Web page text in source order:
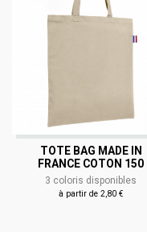
TOTE BAG MADE IN
FRANCE COTON 150
3 coloris disponibles
à partir de 2,80 €